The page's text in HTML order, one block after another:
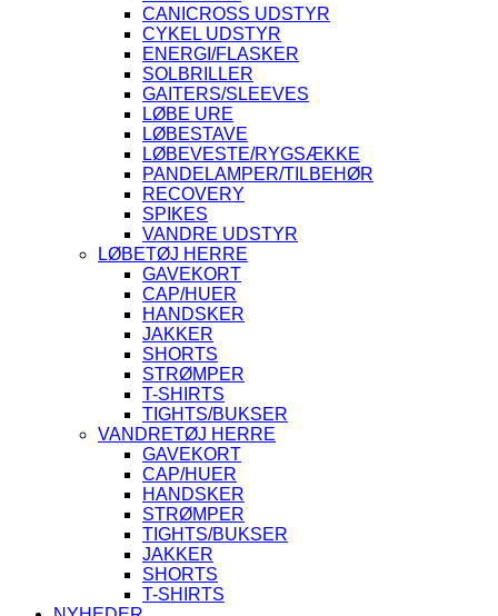
CANICROSS UDSTYR
CYKEL UDSTYR
ENERGI/FLASKER
SOLBRILLER
GAITERS/SLEEVES
LØBE URE
LØBESTAVE
LØBEVESTE/RYGSÆKKE
PANDELAMPER/TILBEHØR
RECOVERY
SPIKES
VANDRE UDSTYR
LØBETØJ HERRE
GAVEKORT
CAP/HUER
HANDSKER
JAKKER
SHORTS
STRØMPER
T-SHIRTS
TIGHTS/BUKSER
VANDRETØJ HERRE
GAVEKORT
CAP/HUER
HANDSKER
STRØMPER
TIGHTS/BUKSER
JAKKER
SHORTS
T-SHIRTS